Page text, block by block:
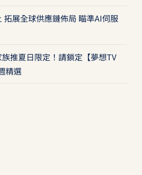
拓展全球供應鏈佈局 瞄準AI伺服
推夏日限定！請鎖定【夢想TV
精選